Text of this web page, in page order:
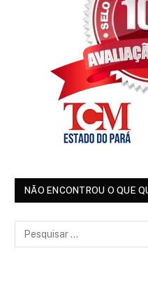
NÃO ENCONTROU O QUE